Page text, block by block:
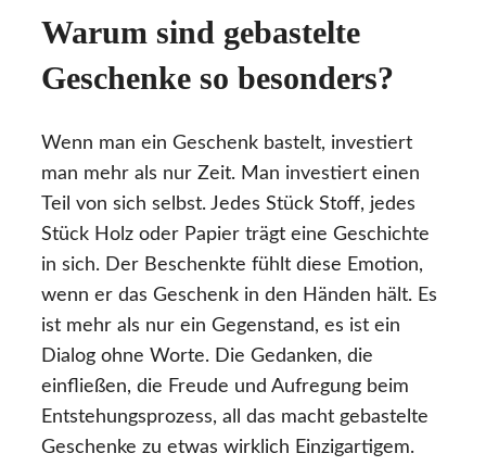
Warum sind gebastelte
Geschenke so besonders?
Wenn man ein Geschenk bastelt, investiert
man mehr als nur Zeit. Man investiert einen
Teil von sich selbst. Jedes Stück Stoff, jedes
Stück Holz oder Papier trägt eine Geschichte
in sich. Der Beschenkte fühlt diese Emotion,
wenn er das Geschenk in den Händen hält. Es
ist mehr als nur ein Gegenstand, es ist ein
Dialog ohne Worte. Die Gedanken, die
einfließen, die Freude und Aufregung beim
Entstehungsprozess, all das macht gebastelte
Geschenke zu etwas wirklich Einzigartigem.